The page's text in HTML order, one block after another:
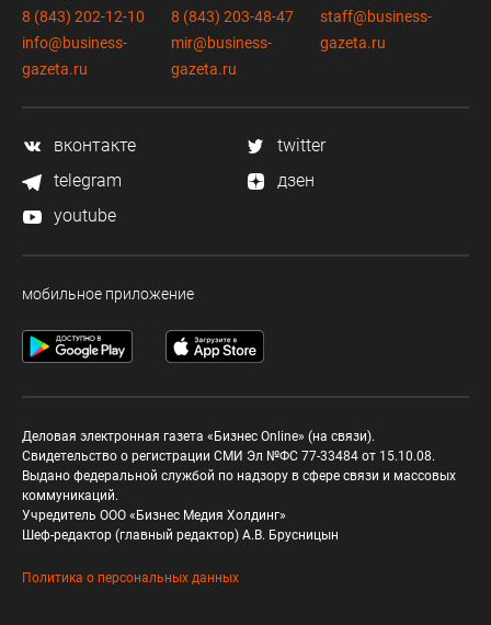
8 (843) 202-12-10
info@business-
gazeta.ru
8 (843) 203-48-47
mir@business-
gazeta.ru
staff@business-
gazeta.ru
вконтакте
twitter
telegram
дзен
youtube
мобильное приложение
Деловая электронная газета «Бизнес Online» (на связи).
Свидетельство о регистрации СМИ Эл №ФС 77-33484 от 15.10.08.
Выдано федеральной службой по надзору в сфере связи и массовых
коммуникаций.
Учредитель ООО «Бизнес Медия Холдинг»
Шеф-редактор (главный редактор) А.В. Брусницын
Политика о персональных данных